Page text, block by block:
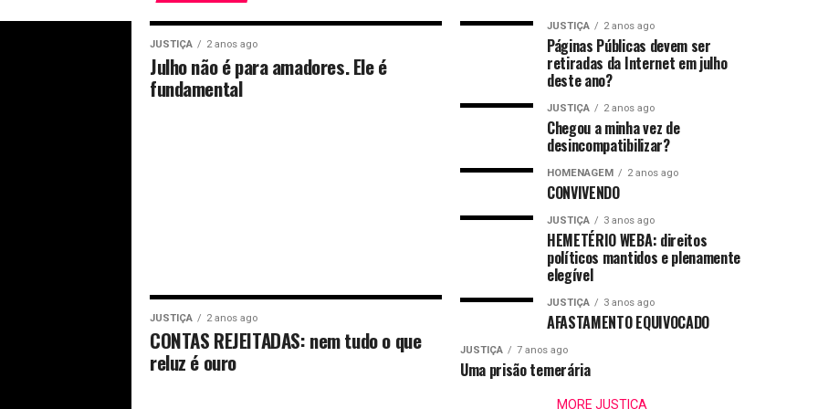
JUSTIÇA 2 anos ago
Julho não é para amadores. Ele é
fundamental
JUSTIÇA 2 anos ago
CONTAS REJEITADAS: nem tudo o que
reluz é ouro
JUSTIÇA 2 anos ago
Páginas Públicas devem ser
retiradas da Internet em julho
deste ano?
JUSTIÇA 2 anos ago
Chegou a minha vez de
desincompatibilizar?
HOMENAGEM 2 anos ago
CONVIVENDO
JUSTIÇA 3 anos ago
HEMETÉRIO WEBA: direitos
políticos mantidos e plenamente
elegível
JUSTIÇA 3 anos ago
AFASTAMENTO EQUIVOCADO
JUSTIÇA 7 anos ago
Uma prisão temerária
MORE JUSTIÇA